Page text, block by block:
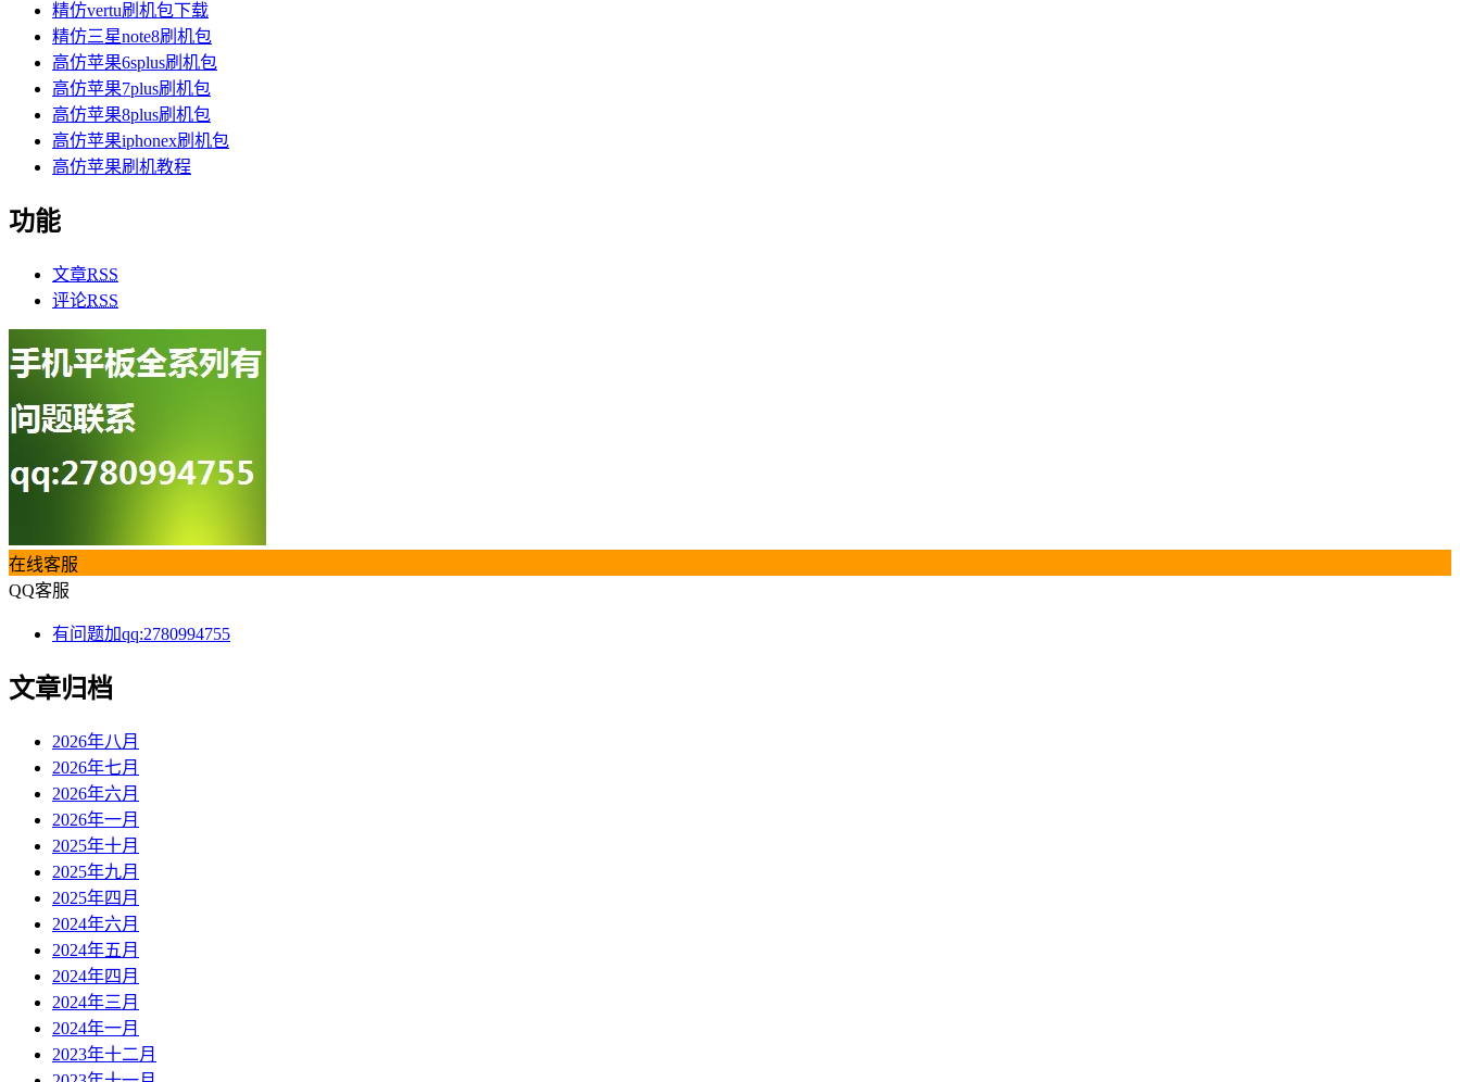
精仿vertu刷机包下载
精仿三星note8刷机包
高仿苹果6splus刷机包
高仿苹果7plus刷机包
高仿苹果8plus刷机包
高仿苹果iphonex刷机包
高仿苹果刷机教程
功能
文章RSS
评论RSS
在线客服
QQ客服
有问题加qq:2780994755
文章归档
2026年八月
2026年七月
2026年六月
2026年一月
2025年十月
2025年九月
2025年四月
2024年六月
2024年五月
2024年四月
2024年三月
2024年一月
2023年十二月